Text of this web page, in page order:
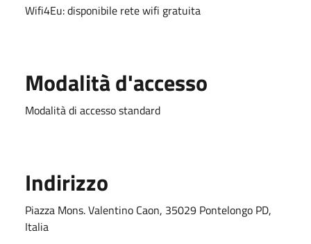
Wifi4Eu: disponibile rete wifi gratuita
Modalità d'accesso
Modalità di accesso standard
Indirizzo
Piazza Mons. Valentino Caon, 35029 Pontelongo PD,
Italia